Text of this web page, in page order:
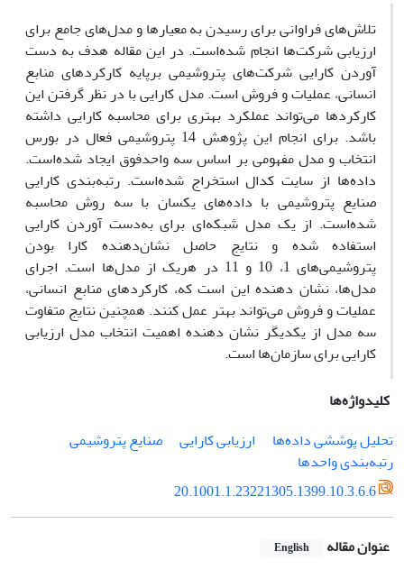
تلاش‌های فراوانی برای رسیدن به معیارها و مدل‌های جامع برای
ارزیابی شرکت‌ها انجام شده‌است. در این مقاله هدف به دست
آوردن کارایی شرکت‌های پتروشیمی برپایه کارکردهای منابع
انسانی، عملیات و فروش است. مدل کارایی با در نظر گرفتن این
کارکردها می‌تواند عملکرد بهتری برای محاسبه کارایی داشته
باشد. برای انجام این پژوهش 14 پتروشیمی فعال در بورس
انتخاب و مدل مفهومی بر اساس سه واحدفوق ایجاد شده‌است.
داده‌ها از سایت کدال استخراج شده‌است. رتبه‌بندی کارایی
صنایع پتروشیمی با داده‌های یکسان با سه روش محاسبه
شده‌است. از یک مدل شبکه‌ای برای به‌دست آوردن کارایی
استفاده شده‌ و نتایج حاصل نشان‌دهنده کارا بودن
پتروشیمی‌های 1، 10 و 11 در هریک از مدل‌ها است. اجرای
مدل‌ها، نشان دهنده این است که، کارکردهای منابع انسانی،
عملیات و فروش می‌تواند بهتر عمل کنند. همچنین نتایج متفاوت
سه مدل از یکدیگر نشان دهنده اهمیت انتخاب مدل ارزیابی
کارایی برای سازمان‌ها است.
کلیدواژه‌ها
تحلیل پوششی داده‌ها
ارزیابی کارایی
صنایع پتروشیمی
رتبه‌بندی واحدها
20.1001.1.23221305.1399.10.3.6.6
عنوان مقاله English